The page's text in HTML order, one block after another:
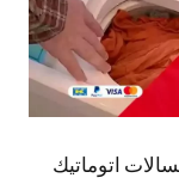
اتوماتيك